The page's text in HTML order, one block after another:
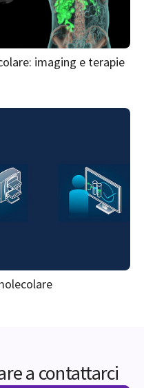
imaging e terapie
a contattarci